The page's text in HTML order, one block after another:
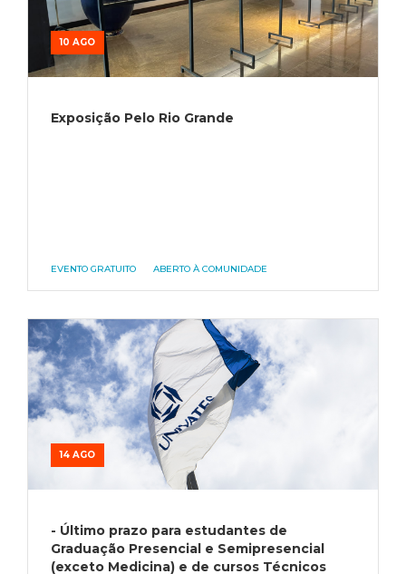
10 AGO
Exposição Pelo Rio Grande
EVENTO GRATUITO ABERTO À COMUNIDADE
14 AGO
- Último prazo para estudantes de
Graduação Presencial e Semipresencial
(exceto Medicina) e de cursos Técnicos